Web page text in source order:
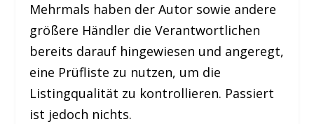
Mehrmals haben der Autor sowie andere
größere Händler die Verantwortlichen
bereits darauf hingewiesen und angeregt,
eine Prüfliste zu nutzen, um die
Listingqualität zu kontrollieren. Passiert
ist jedoch nichts.